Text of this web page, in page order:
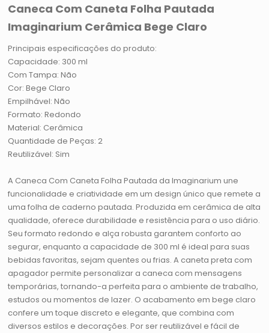
Caneca Com Caneta Folha Pautada
Imaginarium Cerâmica Bege Claro
Principais especificações do produto:
Capacidade: 300 ml
Com Tampa: Não
Cor: Bege Claro
Empilhável: Não
Formato: Redondo
Material: Cerâmica
Quantidade de Peças: 2
Reutilizável: Sim
A Caneca Com Caneta Folha Pautada da Imaginarium une
funcionalidade e criatividade em um design único que remete a
uma folha de caderno pautada. Produzida em cerâmica de alta
qualidade, oferece durabilidade e resistência para o uso diário.
Seu formato redondo e alça robusta garantem conforto ao
segurar, enquanto a capacidade de 300 ml é ideal para suas
bebidas favoritas, sejam quentes ou frias. A caneta preta com
apagador permite personalizar a caneca com mensagens
temporárias, tornando-a perfeita para o ambiente de trabalho,
estudos ou momentos de lazer. O acabamento em bege claro
confere um toque discreto e elegante, que combina com
diversos estilos e decorações. Por ser reutilizável e fácil de